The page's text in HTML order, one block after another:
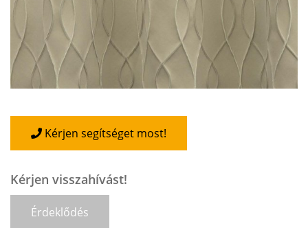
Kérjen segítséget most!
Kérjen visszahívást!
Érdeklődés